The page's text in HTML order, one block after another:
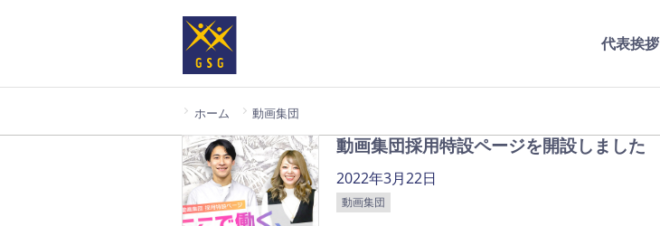
代表挨拶
ホーム 動画集団
動画集団採用特設ページを開設しました
2022年3月22日
動画集団